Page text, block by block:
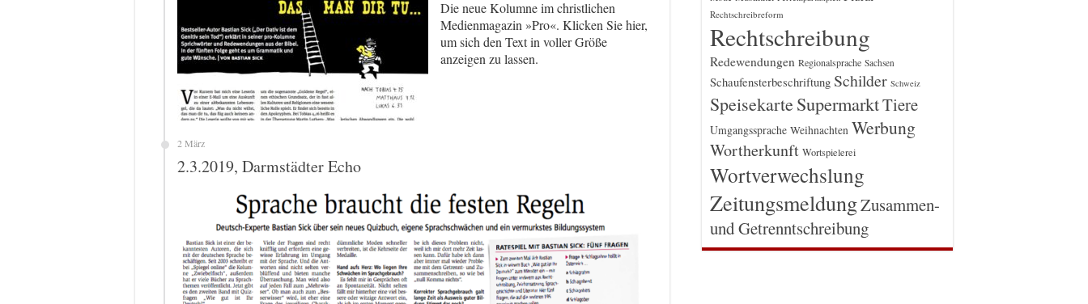
Die neue Kolumne im christlichen
Medienmagazin »Pro«. Klicken Sie hier,
um sich den Text in voller Größe
anzeigen zu lassen.
2 März
2.3.2019, Darmstädter Echo
Rechtschreibreform
Rechtschreibung
Redewendungen Regionalsprache Sachsen
Schaufensterbeschriftung Schilder Schweiz
Speisekarte SupermarktTiere
Umgangssprache Weihnachten Werbung
Wortherkunft Wortspielerei
Wortverwechslung
ZeitungsmeldungZusammen-
und Getrenntschreibung